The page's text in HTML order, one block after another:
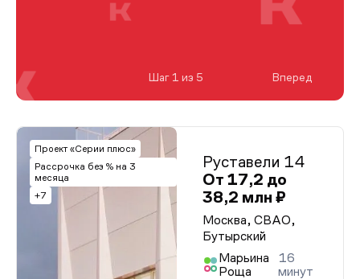
Проект «Серии плюс»
Рассрочка без % на 3
месяца
+7
Руставели 14
От 17,2 до
38,2 млн ₽
Москва, СВАО,
Бутырский
Марьина
Роща
16
минут
Шаг 1 из 5 Вперед